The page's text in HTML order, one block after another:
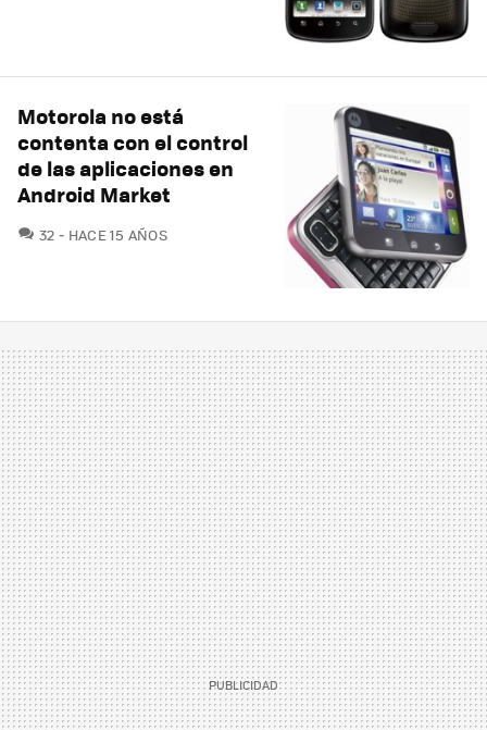
Motorola no está
contenta con el control
de las aplicaciones en
Android Market
32 COMENTARIOS
HACE 15 AÑOS